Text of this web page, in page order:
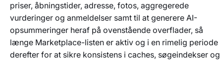
priser, åbningstider, adresse, fotos, aggregerede
vurderinger og anmeldelser samt til at generere AI-
opsummeringer heraf på ovenstående overflader, så
længe Marketplace-listen er aktiv og i en rimelig periode
derefter for at sikre konsistens i caches, søgeindekser og